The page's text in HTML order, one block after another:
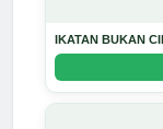
IKATAN BUKAN